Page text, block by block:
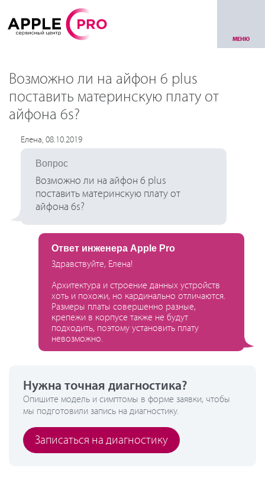
МЕНЮ
Возможно ли на айфон 6 plus
поставить материнскую плату от
айфона 6s?
Елена, 08.10.2019
Вопрос
Возможно ли на айфон 6 plus
поставить материнскую плату от
айфона 6s?
Ответ инженера Apple Pro
Здравствуйте, Елена!
Архитектура и строение данных устройств
хоть и похожи, но кардинально отличаются.
Размеры платы совершенно разные,
крепежи в корпусе также не будут
подходить, поэтому установить плату
невозможно.
Нужна точная диагностика?
Опишите модель и симптомы в форме заявки, чтобы
мы подготовили запись на диагностику.
Записаться на диагностику